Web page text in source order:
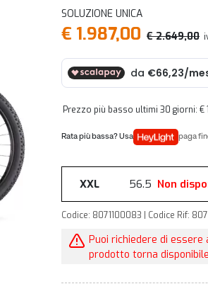
SOLUZIONE UNICA
€ 1.987,00 € 2.649,00
Prezzo più basso ultimi 30 giorni: €
paga
XXL 56.5 Non
Codice: 8071100083 | Codice Rif:
Puoi richiedere di
prodotto torna